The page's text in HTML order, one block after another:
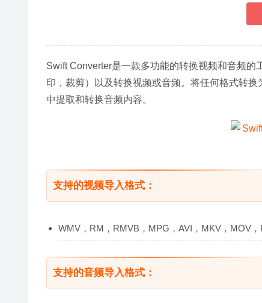
Swift Converter是一款多功能的转换视频和音频
印，裁剪）以及转换视频或音频。将任何格式转
中提取和转换音频内容。
支持的视频导入格式：
WMV，RM，RMVB，MPG，AVI，MKV，MOV，
支持的音频导入格式：